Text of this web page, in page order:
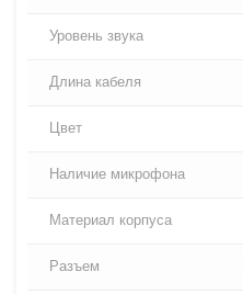
Уровень звука
Длина кабеля
Цвет
Наличие микрофона
Материал корпуса
Разъем